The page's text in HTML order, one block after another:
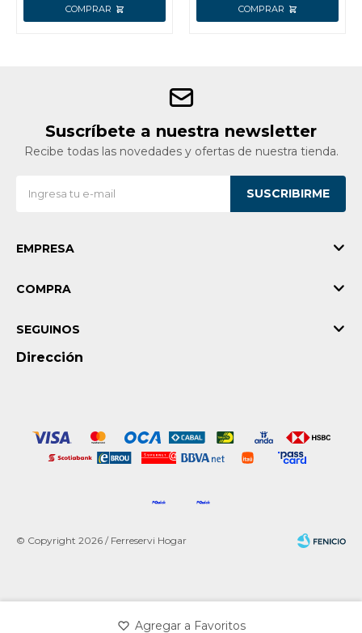
Suscríbete a nuestra newsletter
Recibe todas las novedades y ofertas de nuestra tienda.
SUSCRIBIRME
EMPRESA
COMPRA
Dirección
SEGUINOS
© Copyright 2026 / Ferreservi Hogar